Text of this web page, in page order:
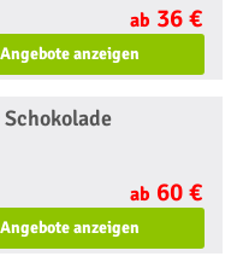
ab 36 €
Angebote anzeigen
ab 60 €
Angebote anzeigen